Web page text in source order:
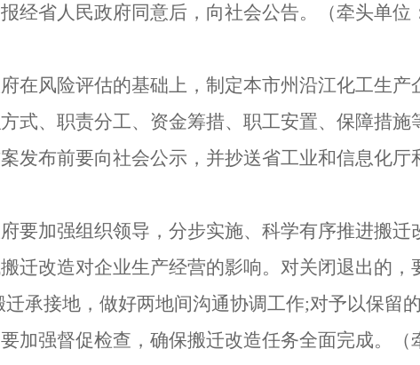
经省人民政府同意后，向社会公告。
（牵头单位
在风险评估的基础上，制定本市州沿江化工生产
式、职责分工、资金筹措、职工安置、保障措
发布前要向社会公示，并抄送省工业和信息化厅
要加强组织领导，分步实施、科学有序推进搬
迁改造对企业生产经营的影响。对关闭退出的
承接地，做好两地间沟通协调工作;对予以保留
加强督促检查，确保搬迁改造任务全面完成。
（